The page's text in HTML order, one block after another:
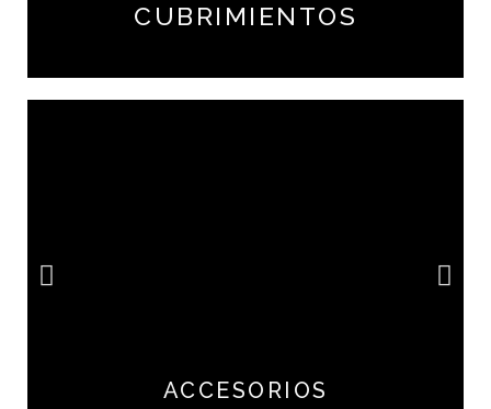
CUBRIMIENTOS
ACCESORIOS